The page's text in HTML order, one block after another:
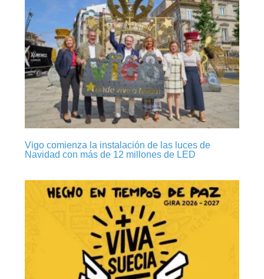
Vigo comienza la instalación de las luces de
Navidad con más de 12 millones de LED